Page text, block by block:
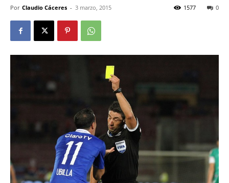
Por Claudio Cáceres - 3 marzo, 2015 0
1577